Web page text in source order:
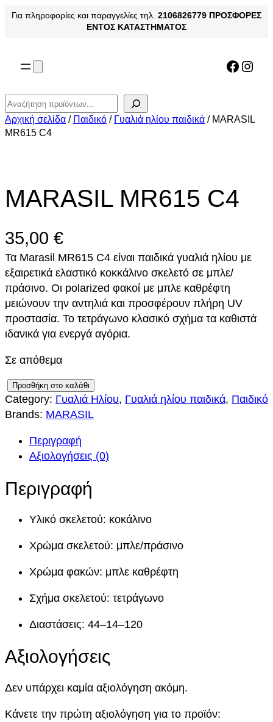
Μετάβαση
Για πληροφορίες και παραγγελίες τηλ. 2106826779 ΠΡΟΣΦΟΡΕΣ
ΕΝΤΟΣ ΚΑΤΑΣΤΗΜΑΤΟΣ
Αναζήτηση
Αρχική σελίδα / Παιδικό / Γυαλιά ηλίου παιδικά / MARASIL
MR615 C4
MARASIL MR615 C4
35,00 €
Τα Marasil MR615 C4 είναι παιδικά γυαλιά ηλίου με
εξαιρετικά ελαστικό κοκκάλινο σκελετό σε μπλε/
πράσινο. Οι polarized φακοί με μπλε καθρέφτη
μειώνουν την αντηλιά και προσφέρουν πλήρη UV
προστασία. Το τετράγωνο κλασικό σχήμα τα καθιστά
ιδανικά για ενεργά αγόρια.
Σε απόθεμα
M
A
R
M
τ
τ
Προσθήκη στο καλάθι
Category: Γυαλιά Ηλίου, Γυαλιά ηλίου παιδικά, Παιδικό
Brands: MARASIL
Περιγραφή
Αξιολογήσεις (0)
Περιγραφή
Υλικό σκελετού: κοκάλινο
Χρώμα σκελετού: μπλε/πράσινο
Χρώμα φακών: μπλε καθρέφτη
Σχήμα σκελετού: τετράγωνο
Διαστάσεις: 44–14–120
Αξιολογήσεις
Δεν υπάρχει καμία αξιολόγηση ακόμη.
Κάνετε την πρώτη αξιολόγηση για το προϊόν: